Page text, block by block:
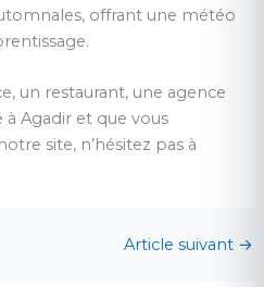
offrant une météo
un restaurant, une agence
Agadir et que vous
site, n’hésitez pas à
Article suivant →